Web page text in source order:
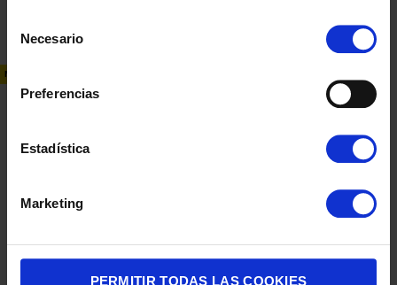
consentimiento
Necesario
Preferencias
Estadística
Marketing
PERMITIR TODAS LAS COOKIES
NUEVO
QUITAPELUSAS UFESA LINTSY 5W USB-C
16,90€